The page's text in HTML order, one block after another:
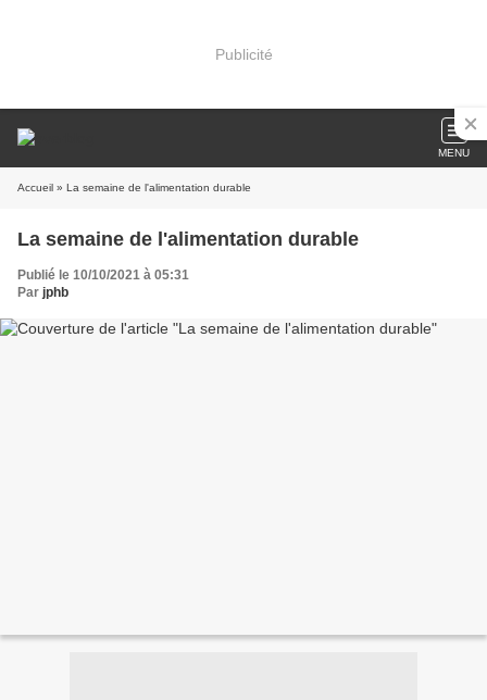
Publicité
MENU
Accueil » La semaine de l'alimentation durable
La semaine de l'alimentation durable
Publié le 10/10/2021 à 05:31
Par jphb